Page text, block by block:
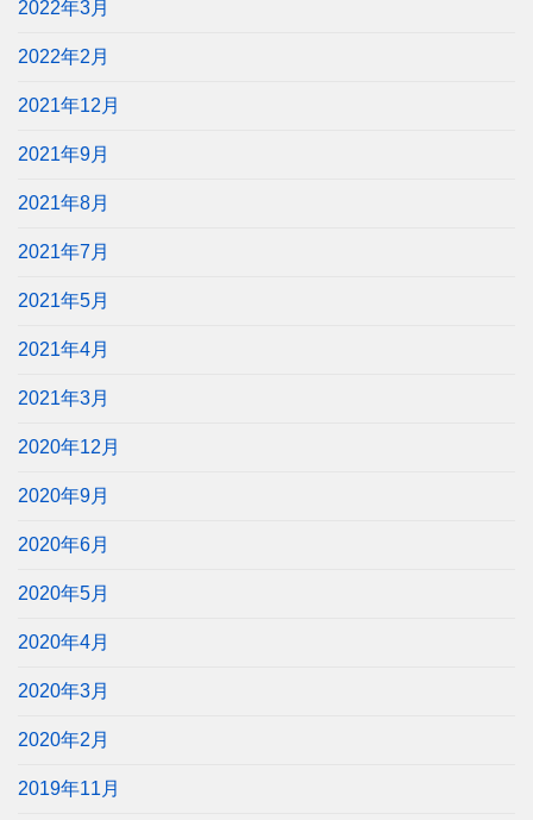
2022年3月
2022年2月
2021年12月
2021年9月
2021年8月
2021年7月
2021年5月
2021年4月
2021年3月
2020年12月
2020年9月
2020年6月
2020年5月
2020年4月
2020年3月
2020年2月
2019年11月